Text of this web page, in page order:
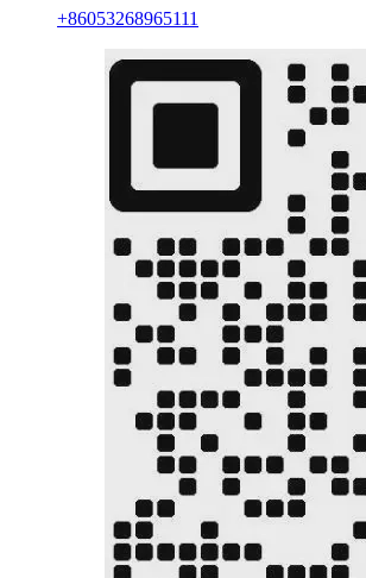
+86053268965111